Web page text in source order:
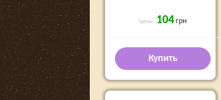
Цена: 104 грн
Купить